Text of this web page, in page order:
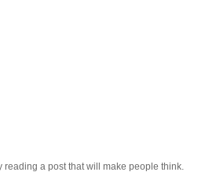
reading a post that will make people think.